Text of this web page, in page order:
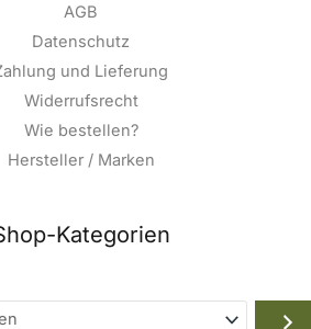
AGB
Datenschutz
und Lieferung
Widerrufsrecht
Wie bestellen?
Hersteller / Marken
Kategorien